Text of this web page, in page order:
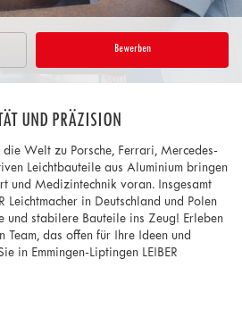
Bewerben
UND PRÄZISION
Welt zu Porsche, Ferrari, Mercedes-
Leichtbauteile aus Aluminium bringen
und Medizintechnik voran. Insgesamt
Leichtmacher in Deutschland und Polen
und stabilere Bauteile ins Zeug! Erleben
Team, das offen für Ihre Ideen und
in Emmingen-Liptingen LEIBER